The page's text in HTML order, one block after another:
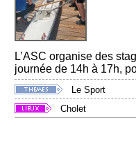
L’ASC organise des
journée de 14h à 17h,
Le Sport
Cholet